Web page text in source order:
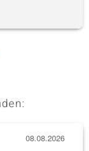
08.08.2026